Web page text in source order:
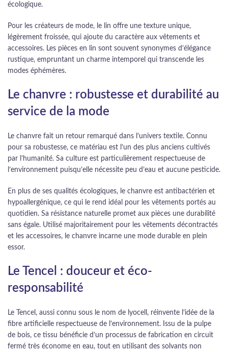
écologique.
Pour les créateurs de mode, le lin offre une texture unique,
légèrement froissée, qui ajoute du caractère aux vêtements et
accessoires. Les pièces en lin sont souvent synonymes d’élégance
rustique, empruntant un charme intemporel qui transcende les
modes éphémères.
Le chanvre : robustesse et durabilité au
service de la mode
Le chanvre fait un retour remarqué dans l’univers textile. Connu
pour sa robustesse, ce matériau est l’un des plus anciens cultivés
par l’humanité. Sa culture est particulièrement respectueuse de
l’environnement puisqu’elle nécessite peu d’eau et aucune pesticide.
En plus de ses qualités écologiques, le chanvre est antibactérien et
hypoallergénique, ce qui le rend idéal pour les vêtements portés au
quotidien. Sa résistance naturelle promet aux pièces une durabilité
sans égale. Utilisé majoritairement pour les vêtements décontractés
et les accessoires, le chanvre incarne une mode durable en plein
essor.
Le Tencel : douceur et éco-
responsabilité
Le Tencel, aussi connu sous le nom de lyocell, réinvente l’idée de la
fibre artificielle respectueuse de l’environnement. Issu de la pulpe
de bois, ce tissu bénéficie d’un processus de fabrication en circuit
fermé très économe en eau, tout en utilisant des solvants non